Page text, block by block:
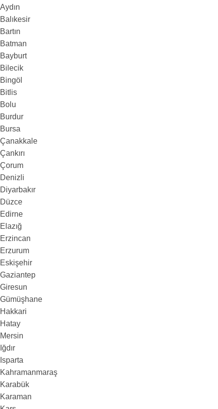
Aydın
Balıkesir
Bartın
Batman
Bayburt
Bilecik
Bingöl
Bitlis
Bolu
Burdur
Bursa
Çanakkale
Çankırı
Çorum
Denizli
Diyarbakır
Düzce
Edirne
Elazığ
Erzincan
Erzurum
Eskişehir
Gaziantep
Giresun
Gümüşhane
Hakkari
Hatay
Mersin
Iğdır
Isparta
Kahramanmaraş
Karabük
Karaman